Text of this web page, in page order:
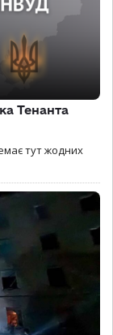
Тенанта
тут жодних